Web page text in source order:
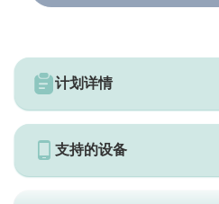
计划详情
支持的设备